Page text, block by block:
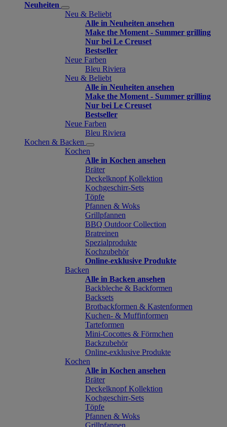
Neuheiten
Neu & Beliebt
Alle in Neuheiten ansehen
Make the Moment - Summer grilling
Nur bei Le Creuset
Bestseller
Neue Farben
Bleu Riviera
Neu & Beliebt
Alle in Neuheiten ansehen
Make the Moment - Summer grilling
Nur bei Le Creuset
Bestseller
Neue Farben
Bleu Riviera
Kochen & Backen
Kochen
Alle in Kochen ansehen
Bräter
Deckelknopf Kollektion
Kochgeschirr-Sets
Töpfe
Pfannen & Woks
Grillpfannen
BBQ Outdoor Collection
Bratreinen
Spezialprodukte
Kochzubehör
Online-exklusive Produkte
Backen
Alle in Backen ansehen
Backbleche & Backformen
Backsets
Brotbackformen & Kastenformen
Kuchen- & Muffinformen
Tarteformen
Mini-Cocottes & Förmchen
Backzubehör
Online-exklusive Produkte
Kochen
Alle in Kochen ansehen
Bräter
Deckelknopf Kollektion
Kochgeschirr-Sets
Töpfe
Pfannen & Woks
Grillpfannen